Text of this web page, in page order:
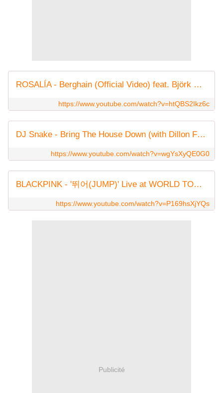
ROSALÍA - Berghain (Official Video) feat. Björk & Yves Tumor
https://www.youtube.com/watch?v=htQBS2Ikz6c
DJ Snake - Bring The House Down (with Dillon Francis & TRXGGX) (Official Visualizer)
https://www.youtube.com/watch?v=wgYsXyQE0G0
BLACKPINK - '뛰어(JUMP)' Live at WORLD TOUR [DEADLINE] IN GOYANG
https://www.youtube.com/watch?v=P169hsXjYQs
Publicité